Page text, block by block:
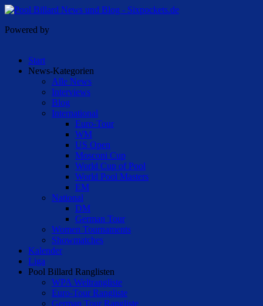
Powered by
Start
News-Kategorien
Alle News
Interviews
Blog
International
Euro-Tour
WM
US Open
Mosconi Cup
World Cup of Pool
World Pool Masters
EM
National
DM
German Tour
Women Tournaments
Showmatches
Kalender
Liga
Pool Billard Ranglisten
WPA Weltrangliste
Euro-Tour Rangliste
German Tour Rangliste